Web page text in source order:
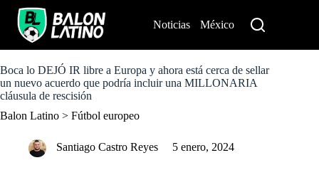
o
c
o
t
Noticias México
Boca lo DEJÓ IR libre a Europa y ahora está cerca de sellar
un nuevo acuerdo que podría incluir una MILLONARIA
cláusula de rescisión
Balon Latino > Fútbol europeo
Santiago Castro Reyes 5 enero, 2024